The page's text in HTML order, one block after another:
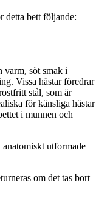
detta bett följande:
varm, söt smak i
Vissa hästar föredrar
stål, som är
för känsliga hästar
i munnen och
utformade
om det tas bort